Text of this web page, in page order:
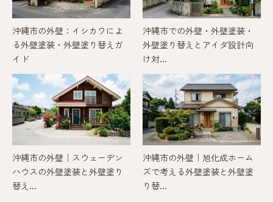
沖縄市の外壁：イシカワによ
る外壁塗装・外壁塗り替えガ
イド
沖縄市での外壁・外壁塗装・
外壁塗り替えとアイダ設計向
け対...
沖縄市の外壁｜スウェーデン
ハウスの外壁塗装と外壁塗り
替え...
沖縄市の外壁｜旭化成ホーム
ズで考える外壁塗装と外壁塗
り替...